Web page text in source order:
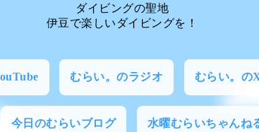
ダイビングの聖地
伊豆で楽しいダイビングを！
むらい。のラジオ むらい。の
今日のむらいブログ 水曜むらいちゃんね